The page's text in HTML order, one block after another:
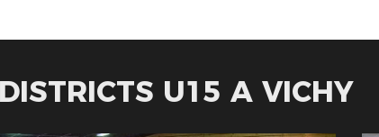
U15 A VICHY